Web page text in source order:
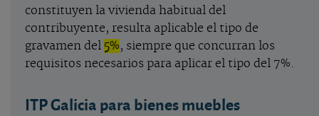
constituyen la vivienda habitual del
contribuyente, resulta aplicable el tipo de
gravamen del 5%, siempre que concurran los
requisitos necesarios para aplicar el tipo del 7%.
ITP Galicia para bienes muebles